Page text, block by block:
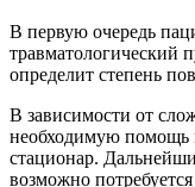
В первую очередь
травматологический
определит степень
В зависимости от
необходимую помощь
стационар.
возможно